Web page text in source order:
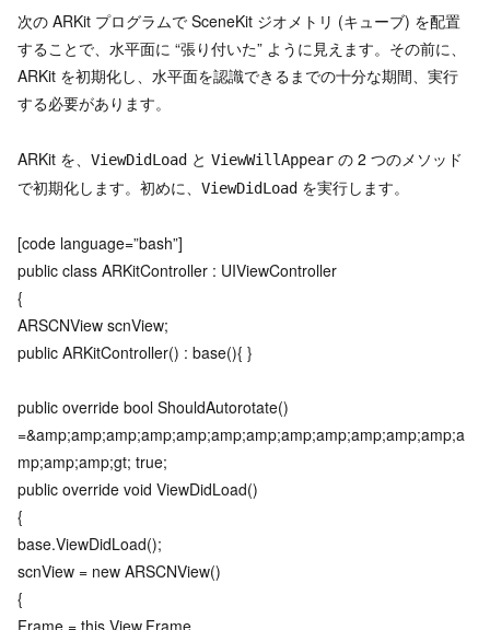
次の ARKit プログラムで SceneKit ジオメトリ (キューブ) を配置
することで、水平面に “張り付いた” ように見えます。その前に、
ARKit を初期化し、水平面を認識できるまでの十分な期間、実行
する必要があります。
ARKit を、 ViewDidLoad と ViewWillAppear の 2 つのメソッド
で初期化します。初めに、
ViewDidLoad を実行します。
[code language=”bash”]
public class ARKitController : UIViewController
{
ARSCNView scnView;
public ARKitController() : base(){ }
public override bool ShouldAutorotate()
=&amp;amp;amp;amp;amp;amp;amp;amp;amp;amp;amp;amp;a
mp;amp;amp;gt; true;
public override void ViewDidLoad()
{
base.ViewDidLoad();
scnView = new ARSCNView()
{
Frame = this.View.Frame,